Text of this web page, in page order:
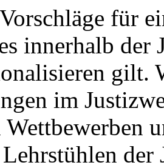
für
innerhalb der
gilt.
im